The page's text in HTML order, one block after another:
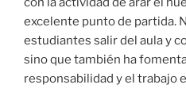
excelente punto de partida.
estudiantes salir del aula y
sino que también ha
responsabilidad y el trabajo